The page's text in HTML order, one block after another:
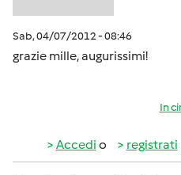
Sab, 04/07/2012 - 08:46
grazie mille, augurissimi!
In
Accedi o registrati